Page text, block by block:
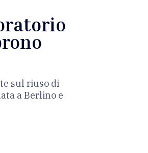
sul riuso di
a Berlino e